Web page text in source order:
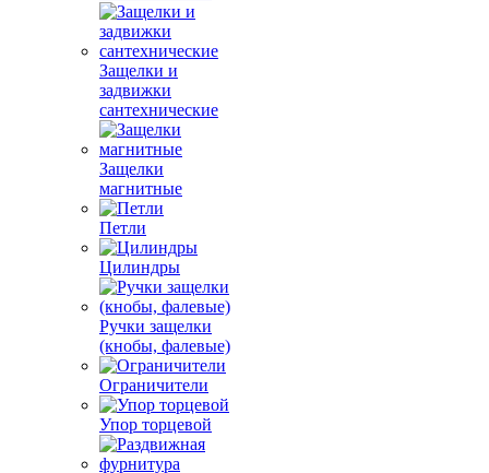
Защелки и
задвижки
сантехнические
Защелки
магнитные
Петли
Цилиндры
Ручки защелки
(кнобы, фалевые)
Ограничители
Упор торцевой